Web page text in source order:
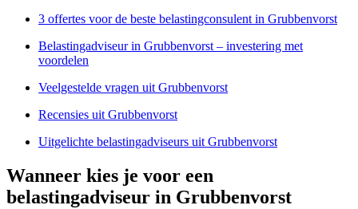
3 offertes voor de beste belastingconsulent in Grubbenvorst
Belastingadviseur in Grubbenvorst – investering met
voordelen
Veelgestelde vragen uit Grubbenvorst
Recensies uit Grubbenvorst
Uitgelichte belastingadviseurs uit Grubbenvorst
Wanneer kies je voor een
belastingadviseur in Grubbenvorst